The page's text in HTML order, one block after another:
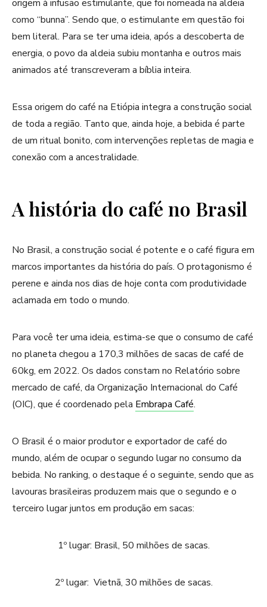
origem à infusão estimulante, que foi nomeada na aldeia
como “bunna”. Sendo que, o estimulante em questão foi
bem literal. Para se ter uma ideia, após a descoberta de
energia, o povo da aldeia subiu montanha e outros mais
animados até transcreveram a bíblia inteira.
Essa origem do café na Etiópia integra a construção social
de toda a região. Tanto que, ainda hoje, a bebida é parte
de um ritual bonito, com intervenções repletas de magia e
conexão com a ancestralidade.
A história do café no Brasil
No Brasil, a construção social é potente e o café figura em
marcos importantes da história do país. O protagonismo é
perene e ainda nos dias de hoje conta com produtividade
aclamada em todo o mundo.
Para você ter uma ideia, estima-se que o consumo de café
no planeta chegou a 170,3 milhões de sacas de café de
60kg, em 2022. Os dados constam no Relatório sobre
mercado de café, da Organização Internacional do Café
(OIC), que é coordenado pela Embrapa Café.
O Brasil é o maior produtor e exportador de café do
mundo, além de ocupar o segundo lugar no consumo da
bebida. No ranking, o destaque é o seguinte, sendo que as
lavouras brasileiras produzem mais que o segundo e o
terceiro lugar juntos em produção em sacas:
1º lugar: Brasil, 50 milhões de sacas.
2º lugar: Vietnã, 30 milhões de sacas.